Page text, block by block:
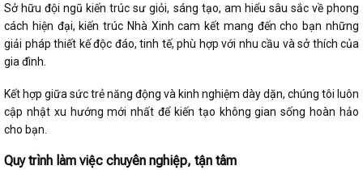
Sở hữu đội ngũ kiến trúc sư giỏi, sáng tạo, am hiểu sâu sắc về phong
cách hiện đại, kiến trúc Nhà Xinh cam kết mang đến cho bạn những
giải pháp thiết kế độc đáo, tinh tế, phù hợp với nhu cầu và sở thích của
gia đình.
Kết hợp giữa sức trẻ năng động và kinh nghiệm dày dặn, chúng tôi luôn
cập nhật xu hướng mới nhất để kiến tạo không gian sống hoàn hảo
cho bạn.
Quy trình làm việc chuyên nghiệp, tận tâm